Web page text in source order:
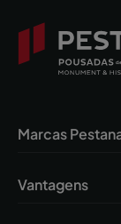
Marcas
Vantagens